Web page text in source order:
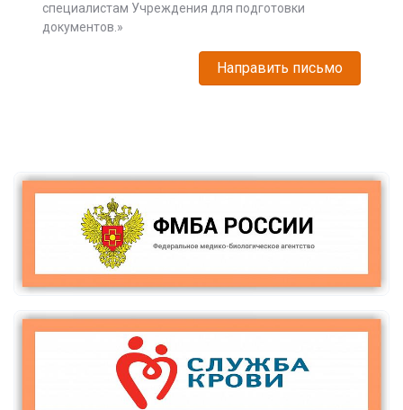
специалистам Учреждения для подготовки
документов.»